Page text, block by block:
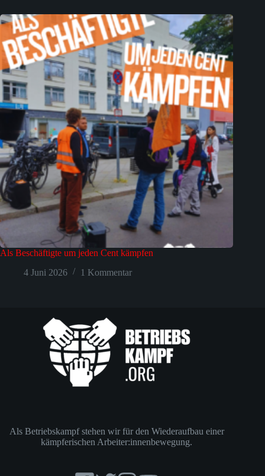
Als Beschäftigte um jeden Cent kämpfen
4 Juni 2026
1 Kommentar
Als Betriebskampf stehen wir für den Wiederaufbau einer
kämpferischen Arbeiter:innenbewegung.